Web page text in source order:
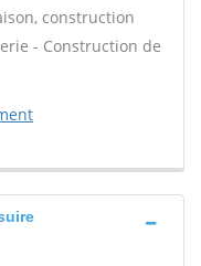
construction
- Construction de